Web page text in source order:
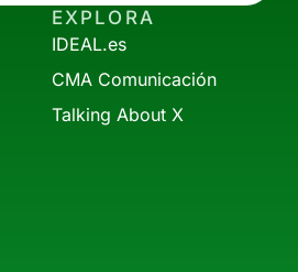
EXPLORA
IDEAL.es
CMA Comunicación
Talking About X